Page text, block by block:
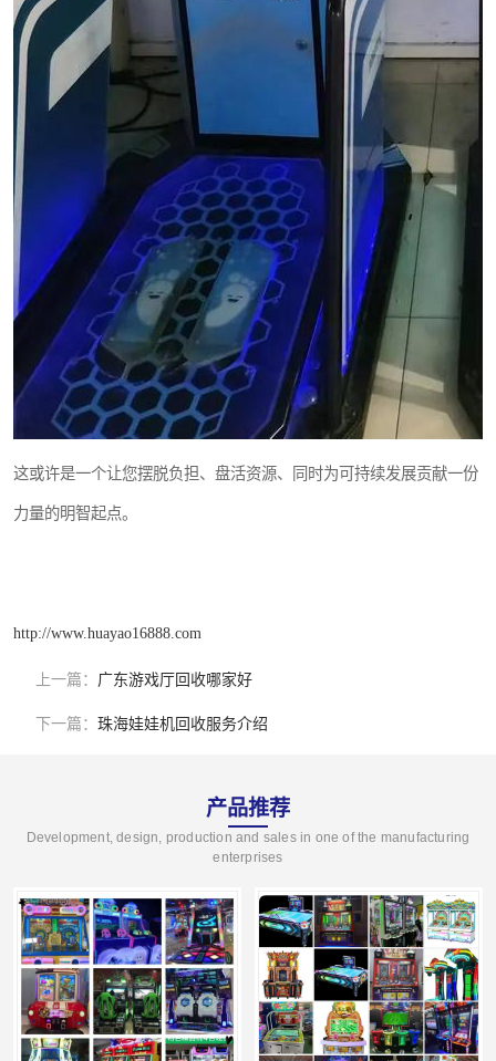
这或许是一个让您摆脱负担、盘活资源、同时为可持续发展贡献一份
力量的明智起点。
http://www.huayao16888.com
上一篇： 广东游戏厅回收哪家好
下一篇： 珠海娃娃机回收服务介绍
产品推荐
Development, design, production and sales in one of the manufacturing
enterprises